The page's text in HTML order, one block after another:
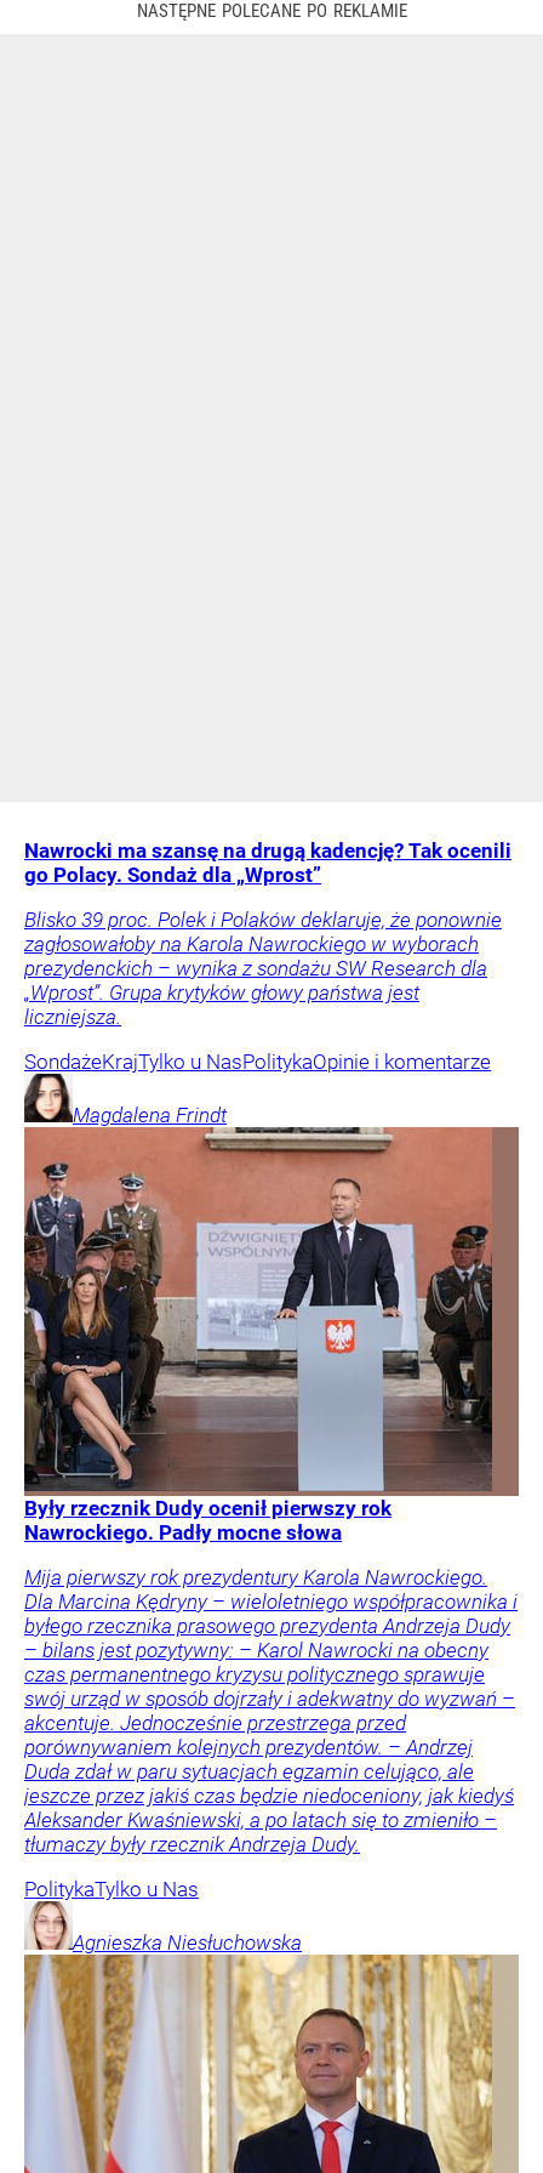
Nawrocki ma szansę na drugą kadencję? Tak ocenili
go Polacy. Sondaż dla „Wprost”
Blisko 39 proc. Polek i Polaków deklaruje, że ponownie
zagłosowałoby na Karola Nawrockiego w wyborach
prezydenckich – wynika z sondażu SW Research dla
„Wprost”. Grupa krytyków głowy państwa jest
liczniejsza.
SondażeKrajTylko u NasPolitykaOpinie i komentarze
Magdalena Frindt
Były rzecznik Dudy ocenił pierwszy rok
Nawrockiego. Padły mocne słowa
Mija pierwszy rok prezydentury Karola Nawrockiego.
Dla Marcina Kędryny – wieloletniego współpracownika i
byłego rzecznika prasowego prezydenta Andrzeja Dudy
– bilans jest pozytywny: – Karol Nawrocki na obecny
czas permanentnego kryzysu politycznego sprawuje
swój urząd w sposób dojrzały i adekwatny do wyzwań –
akcentuje. Jednocześnie przestrzega przed
porównywaniem kolejnych prezydentów. – Andrzej
Duda zdał w paru sytuacjach egzamin celująco, ale
jeszcze przez jakiś czas będzie niedoceniony, jak kiedyś
Aleksander Kwaśniewski, a po latach się to zmieniło –
tłumaczy były rzecznik Andrzeja Dudy.
PolitykaTylko u Nas
Agnieszka Niesłuchowska